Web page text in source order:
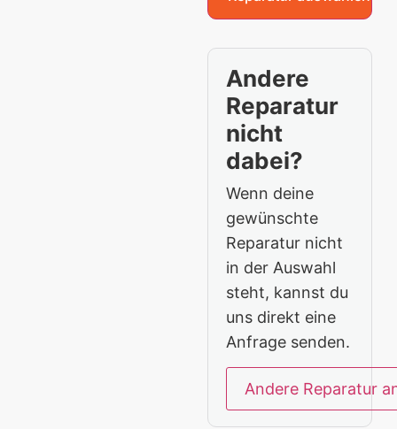
Andere
Reparatur
nicht
dabei?
Wenn deine
gewünschte
Reparatur nicht
in der Auswahl
steht, kannst du
uns direkt eine
Anfrage senden.
Andere Reparatur